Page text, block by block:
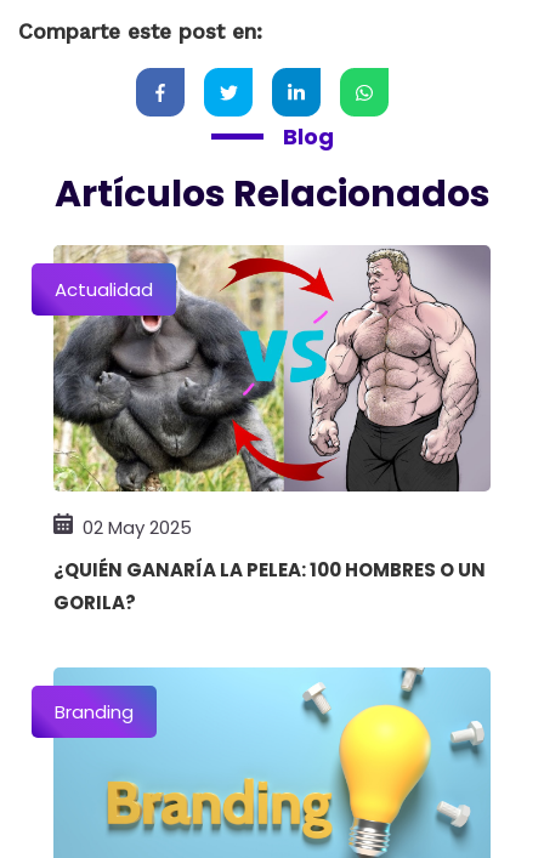
Comparte este post en:
Blog
Artículos Relacionados
Actualidad
02 May 2025
¿QUIÉN GANARÍA LA PELEA: 100 HOMBRES O UN
GORILA?
Branding